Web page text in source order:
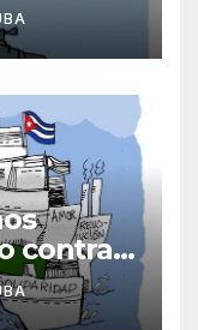
contra
López